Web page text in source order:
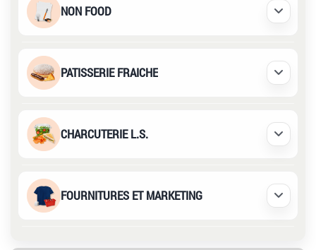
NON FOOD Déplier
PATISSERIE FRAICHE Déplier
CHARCUTERIE L.S. Déplier
FOURNITURES ET MARKETING Déplier